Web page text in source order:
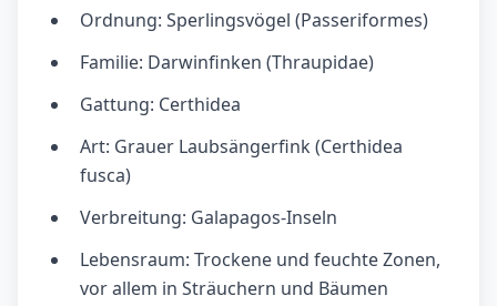
Ordnung: Sperlingsvögel (Passeriformes)
Familie: Darwinfinken (Thraupidae)
Gattung: Certhidea
Art: Grauer Laubsängerfink (Certhidea
fusca)
Verbreitung: Galapagos-Inseln
Lebensraum: Trockene und feuchte Zonen,
vor allem in Sträuchern und Bäumen